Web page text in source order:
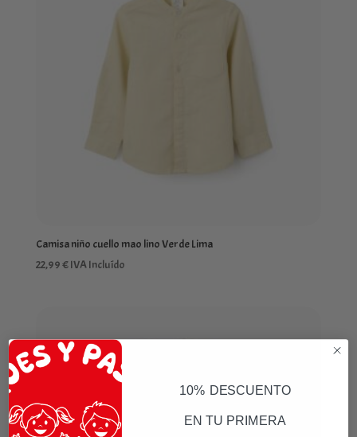
Camisa niño cuello mao lino Verde Lima
22,99€IVA Incluído
10% DESCUENTO
EN TU PRIMERA